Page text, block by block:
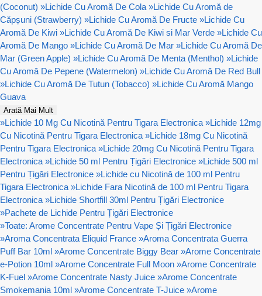
(Coconut) »Lichide Cu Aromă De Cola »Lichide Cu Aromă de
Căpșuni (Strawberry) »Lichide Cu Aromă De Fructe »Lichide Cu
Aromă De Kiwi »Lichide Cu Aromă De Kiwi si Mar Verde »Lichide Cu
Aromă De Mango »Lichide Cu Aromă De Mar »Lichide Cu Aromă De
Mar (Green Apple) »Lichide Cu Aromă De Menta (Menthol) »Lichide
Cu Aromă De Pepene (Watermelon) »Lichide Cu Aromă De Red Bull
»Lichide Cu Aromă De Tutun (Tobacco) »Lichide Cu Aromă Mango
Guava
Arată Mai Mult
»Lichide 10 Mg Cu Nicotină Pentru Tigara Electronica »Lichide 12mg
Cu Nicotină Pentru Tigara Electronica »Lichide 18mg Cu Nicotină
Pentru Tigara Electronica »Lichide 20mg Cu Nicotină Pentru Tigara
Electronica »Lichide 50 ml Pentru Țigări Electronice »Lichide 500 ml
Pentru Țigări Electronice »Lichide cu Nicotină de 100 ml Pentru
Tigara Electronica »Lichide Fara Nicotină de 100 ml Pentru Tigara
Electronica »Lichide Shortfill 30ml Pentru Țigări Electronice
»Pachete de Lichide Pentru Țigări Electronice
»Toate: Arome Concentrate Pentru Vape Și Țigări Electronice
»Aroma Concentrata Eliquid France »Aroma Concentrata Guerra
Puff Bar 10ml »Arome Concentrate Biggy Bear »Arome Concentrate
e-Potion 10ml »Arome Concentrate Full Moon »Arome Concentrate
K-Fuel »Arome Concentrate Nasty Juice »Arome Concentrate
Smokemania 10ml »Arome Concentrate T-Juice »Arome